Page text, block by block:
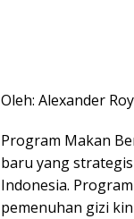
Oleh: Alexander
Program Makan
baru yang
Indonesia.
pemenuhan gizi